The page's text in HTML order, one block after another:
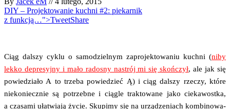
DIY – Projektowanie kuchni #2: piekarnik
z funkcją…">TweetShare
Ciąg dal­szy cyklu o samo­dziel­nym zapro­jek­to­wa­niu kuch­ni (niby
lek­ko depre­syj­ny i mało rado­sny nastrój mi się skoń­czył, ale jak się
powie­dzia­ło A to trze­ba powie­dzieć Ą) i ciąg dal­szy rze­czy, któ­re
nie­ko­niecz­nie są potrzeb­ne i cią­gle trak­to­wa­ne jako cie­ka­wost­ka,
a cza­sa­mi uła­twia­ją życie. Sku­pi­my się na urzą­dze­niach kom­bi­no­wa­